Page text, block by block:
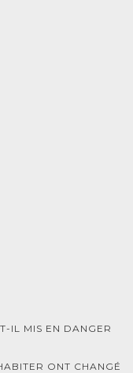
IL MIS EN DANGER
ONT CHANGÉ